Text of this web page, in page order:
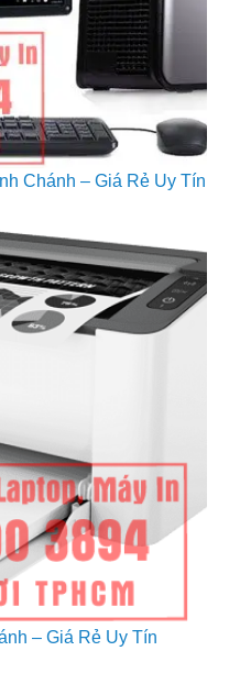
Chánh – Giá Rẻ Uy Tín
– Giá Rẻ Uy Tín